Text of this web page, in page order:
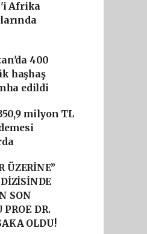
Afrika
400
haşhaş
edildi
milyon TL
ÜZERİNE”
DİZİSİNDE
SON
PROF. DR.
OLDU!